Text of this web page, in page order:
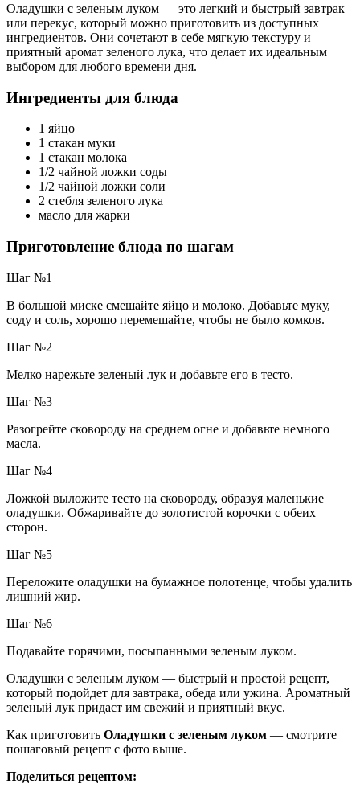
Оладушки с зеленым луком — это легкий и быстрый завтрак
или перекус, который можно приготовить из доступных
ингредиентов. Они сочетают в себе мягкую текстуру и
приятный аромат зеленого лука, что делает их идеальным
выбором для любого времени дня.
Ингредиенты для блюда
1 яйцо
1 стакан муки
1 стакан молока
1/2 чайной ложки соды
1/2 чайной ложки соли
2 стебля зеленого лука
масло для жарки
Приготовление блюда по шагам
Шаг №1
В большой миске смешайте яйцо и молоко. Добавьте муку,
соду и соль, хорошо перемешайте, чтобы не было комков.
Шаг №2
Мелко нарежьте зеленый лук и добавьте его в тесто.
Шаг №3
Разогрейте сковороду на среднем огне и добавьте немного
масла.
Шаг №4
Ложкой выложите тесто на сковороду, образуя маленькие
оладушки. Обжаривайте до золотистой корочки с обеих
сторон.
Шаг №5
Переложите оладушки на бумажное полотенце, чтобы удалить
лишний жир.
Шаг №6
Подавайте горячими, посыпанными зеленым луком.
Оладушки с зеленым луком — быстрый и простой рецепт,
который подойдет для завтрака, обеда или ужина. Ароматный
зеленый лук придаст им свежий и приятный вкус.
Как приготовить Оладушки с зеленым луком — смотрите
пошаговый рецепт с фото выше.
Поделиться рецептом: